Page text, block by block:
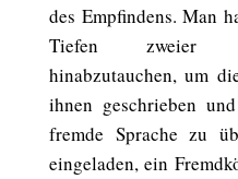
des Empfindens. Man
Tiefen zweier
hinabzutauchen, um
ihnen geschrieben
fremde Sprache zu
eingeladen, ein